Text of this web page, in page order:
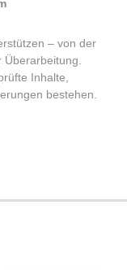
– von der
Inhalte,
bestehen.